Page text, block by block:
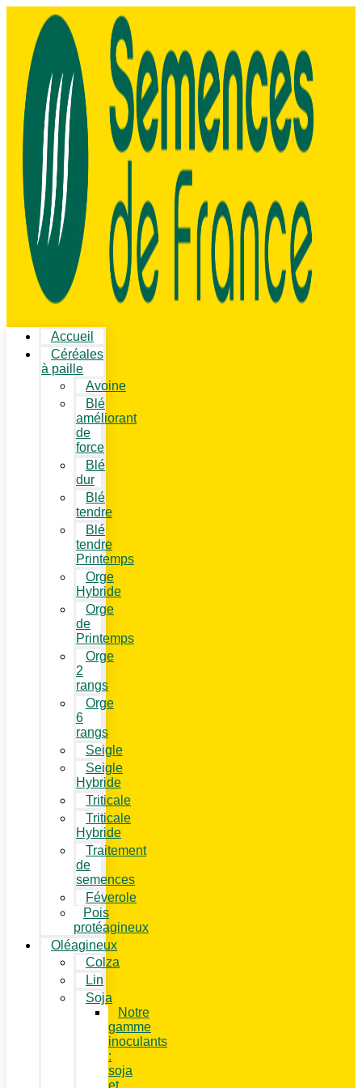
Accueil
Céréales
à paille
Avoine
Blé
améliorant
de
force
Blé
dur
Blé
tendre
Blé
tendre
Printemps
Orge
Hybride
Orge
de
Printemps
Orge
2
rangs
Orge
6
rangs
Seigle
Seigle
Hybride
Triticale
Triticale
Hybride
Traitement
de
semences
Féverole
Pois
protéagineux
Oléagineux
Colza
Lin
Soja
Notre
gamme
inoculants
:
soja
et